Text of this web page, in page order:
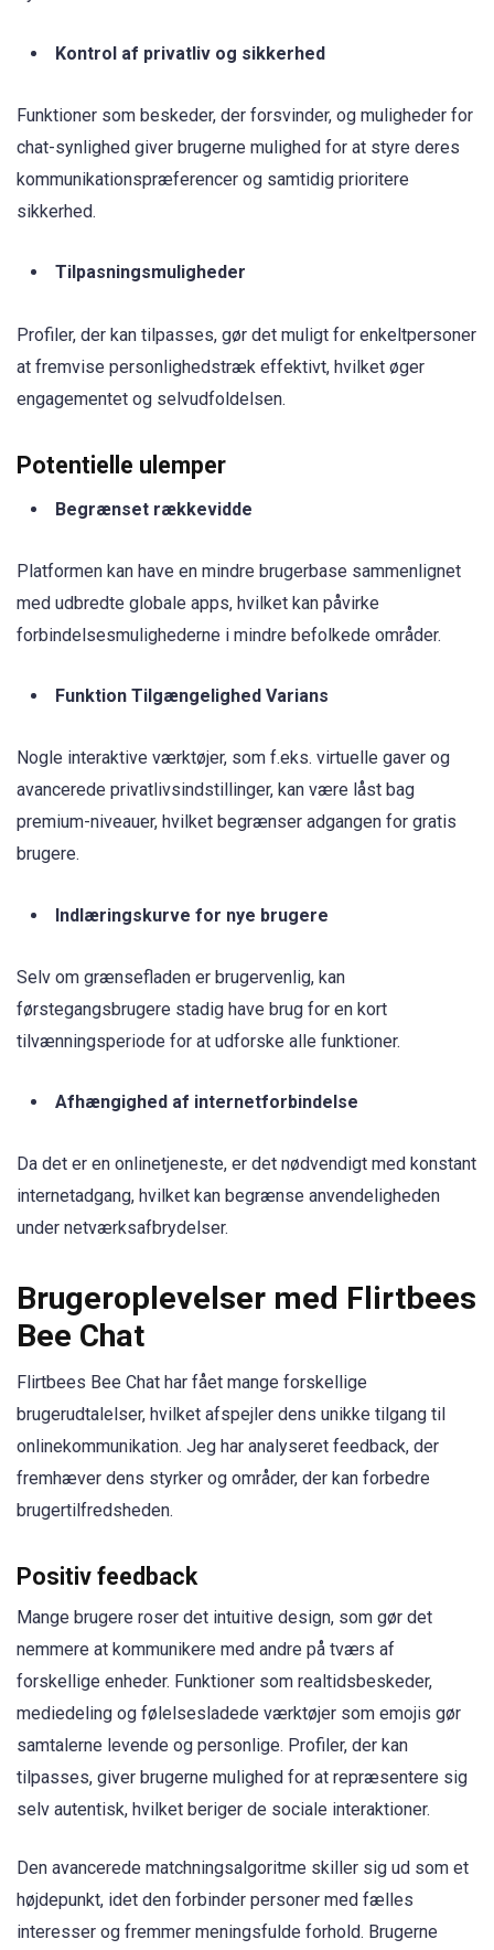
Kontrol af privatliv og sikkerhed
Funktioner som beskeder, der forsvinder, og muligheder for
chat-synlighed giver brugerne mulighed for at styre deres
kommunikationspræferencer og samtidig prioritere
sikkerhed.
Tilpasningsmuligheder
Profiler, der kan tilpasses, gør det muligt for enkeltpersoner
at fremvise personlighedstræk effektivt, hvilket øger
engagementet og selvudfoldelsen.
Potentielle ulemper
Begrænset rækkevidde
Platformen kan have en mindre brugerbase sammenlignet
med udbredte globale apps, hvilket kan påvirke
forbindelsesmulighederne i mindre befolkede områder.
Funktion Tilgængelighed Varians
Nogle interaktive værktøjer, som f.eks. virtuelle gaver og
avancerede privatlivsindstillinger, kan være låst bag
premium-niveauer, hvilket begrænser adgangen for gratis
brugere.
Indlæringskurve for nye brugere
Selv om grænsefladen er brugervenlig, kan
førstegangsbrugere stadig have brug for en kort
tilvænningsperiode for at udforske alle funktioner.
Afhængighed af internetforbindelse
Da det er en onlinetjeneste, er det nødvendigt med konstant
internetadgang, hvilket kan begrænse anvendeligheden
under netværksafbrydelser.
Brugeroplevelser med Flirtbees
Bee Chat
Flirtbees Bee Chat har fået mange forskellige
brugerudtalelser, hvilket afspejler dens unikke tilgang til
onlinekommunikation. Jeg har analyseret feedback, der
fremhæver dens styrker og områder, der kan forbedre
brugertilfredsheden.
Positiv feedback
Mange brugere roser det intuitive design, som gør det
nemmere at kommunikere med andre på tværs af
forskellige enheder. Funktioner som realtidsbeskeder,
mediedeling og følelsesladede værktøjer som emojis gør
samtalerne levende og personlige. Profiler, der kan
tilpasses, giver brugerne mulighed for at repræsentere sig
selv autentisk, hvilket beriger de sociale interaktioner.
Den avancerede matchningsalgoritme skiller sig ud som et
højdepunkt, idet den forbinder personer med fælles
interesser og fremmer meningsfulde forhold. Brugerne